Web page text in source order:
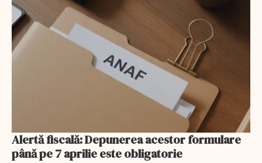
Alertă fiscală: Depunerea acestor formulare
până pe 7 aprilie este obligatorie